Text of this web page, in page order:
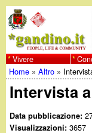
al
w
w
w
Vivere
Tu
sei
Home »Altro »
Intervista
Data pubblicazione:
Visualizzazioni:3657